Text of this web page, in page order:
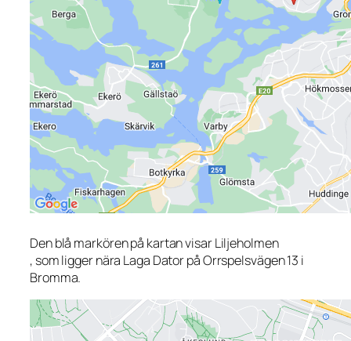
Den blå markören på kartan visar Liljeholmen
, som ligger nära Laga Dator på Orrspelsvägen 13 i
Bromma.